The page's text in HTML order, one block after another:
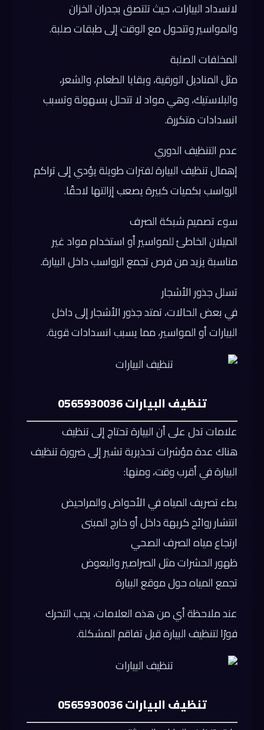
لانسداد البيارات، حيث تلتصق بجدران الخزان
والمواسير وتتحول مع الوقت إلى طبقات صلبة.
المخلفات الصلبة
مثل المناديل الورقية، وبقايا الطعام، والشعر،
والبلاستيك، وهي مواد لا تتحلل بسهولة وتسبب
انسدادات متكررة.
عدم التنظيف الدوري
إهمال تنظيف البيارة لفترات طويلة يؤدي إلى تراكم
الرواسب بكميات كبيرة يصعب إزالتها لاحقًا.
سوء تصميم شبكة الصرف
الميلان الخاطئ للمواسير أو استخدام مواد غير
مناسبة يزيد من فرص تجمع الرواسب داخل البيارة.
تسلل جذور الأشجار
في بعض الحالات، تمتد جذور الأشجار إلى داخل
البيارات أو المواسير، مما يسبب انسدادات قوية.
تنظيف البيارات 0565930036
علامات تدل على أن البيارة تحتاج إلى تنظيف
هناك عدة مؤشرات تحذيرية تشير إلى ضرورة تنظيف
البيارة في أقرب وقت، ومنها:
بطء تصريف المياه في الأحواض والمراحيض
انتشار روائح كريهة داخل أو خارج المبنى
ارتجاع مياه الصرف الصحي
ظهور الحشرات مثل الصراصير والبعوض
تجمع المياه حول موقع البيارة
عند ملاحظة أي من هذه العلامات، يجب التحرك
فورًا لتنظيف البيارة قبل تفاقم المشكلة.
تنظيف البيارات 0565930036